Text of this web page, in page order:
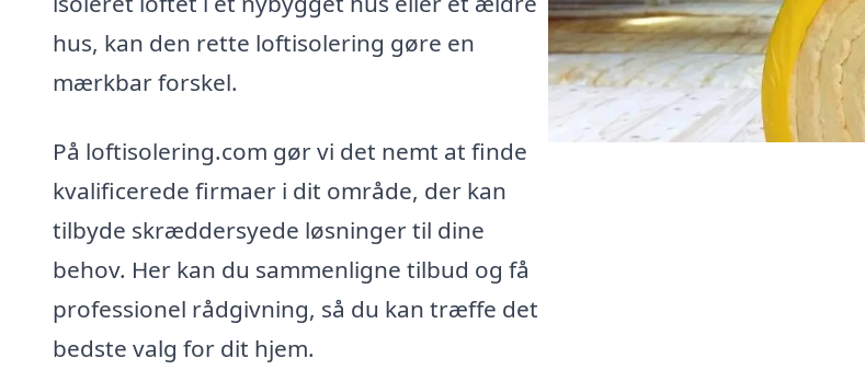
hus, kan den rette loftisolering gøre en
mærkbar forskel.
På loftisolering.com gør vi det nemt at finde
kvalificerede firmaer i dit område, der kan
tilbyde skræddersyede løsninger til dine
behov. Her kan du sammenligne tilbud og få
professionel rådgivning, så du kan træffe det
bedste valg for dit hjem.